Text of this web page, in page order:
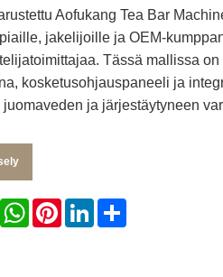
Aofukang Tea Bar
jakelijoille ja OEM-
Tässä mallissa
kosketusohjauspaneeli ja
juomaveden ja järjestäytyneen
X WhatsApp
PinterestLinkedIn